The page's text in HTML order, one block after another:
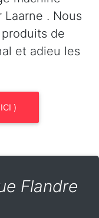
. Nous
de
et adieu les
)
Flandre